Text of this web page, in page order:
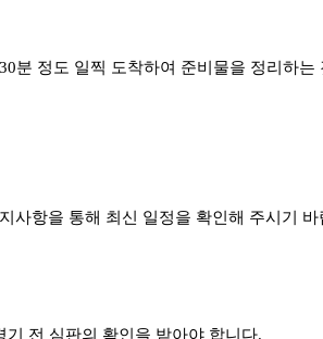
분 정도 일찍 도착하여 준비물을 정리하는
사항을 통해 최신 일정을 확인해 주시기 바
전 심판의 확인을 받아야 합니다.